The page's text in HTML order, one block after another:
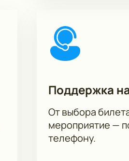
Поддержка
От выбора
мероприятие —
телефону.